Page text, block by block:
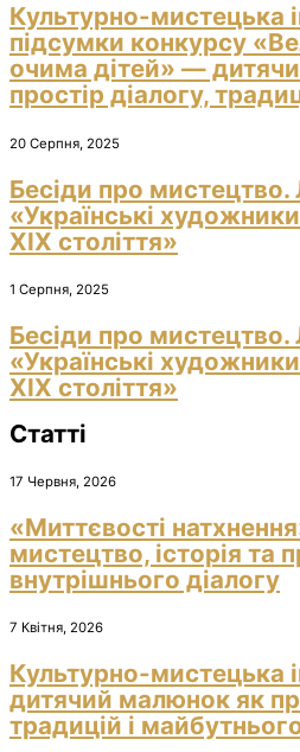
Культурно-мистецька
підсумки конкурсу
очима дітей» —
простір діалогу,
20 Серпня, 2025
Бесіди про мистецтво.
«Українські
ХІХ століття»
1 Серпня, 2025
Бесіди про мистецтво.
«Українські
ХІХ століття»
Статті
17 Червня, 2026
«Миттєвості
мистецтво, історія та
внутрішнього діалогу
7 Квітня, 2026
Культурно-мистецька
дитячий малюнок як
традицій і